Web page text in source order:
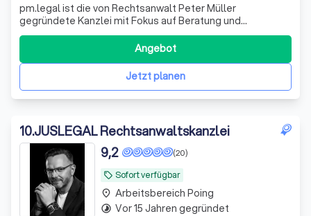
pm.legal ist die von Rechtsanwalt Peter Müller
gegründete Kanzlei mit Fokus auf Beratung und
Vertretung in den Bereichen IP (Intellectual Property) und
IT (Informationstechnologie) im Herzen von München. Die
Kernkompetenzen von pm.legal liegen im
Online-/Internetrecht und im Markenrecht, Domainrecht
Jetzt planen
Angebot
10.JUSLEGAL Rechtsanwaltskanzlei
local_offer Sofort verfügbar
(20)
9,2
place Arbeitsbereich Poing
timelapse Vor 15 Jahren gegründet